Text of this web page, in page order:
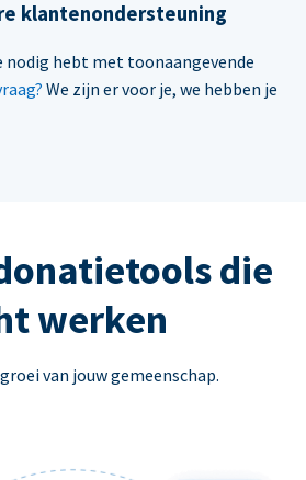
klantenondersteuning
nodig hebt met toonaangevende
We zijn er voor je, we hebben je
die
werken
van jouw gemeenschap.